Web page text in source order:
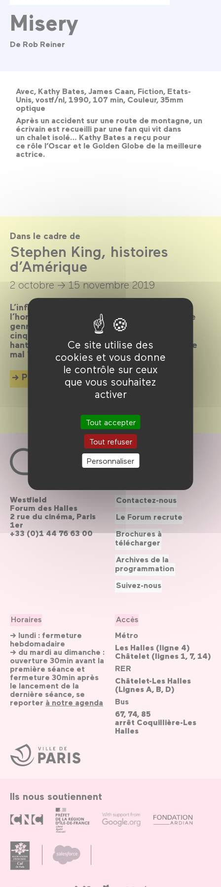
Ce site utilise des
cookies et vous donne
le contrôle sur ceux
que vous souhaitez
activer
Tout accepter
Tout refuser
Personnaliser
Misery
De Rob Reiner
Avec, Kathy Bates, James Caan, Fiction, Etats-
Unis, vostf/nl, 1990, 107 min, Couleur, 35mm
optique
Après un accident sur une route de montagne, un
écrivain est recueilli par une fan qui vit dans
un chalet isolé… Kathy Bates a reçu pour
ce rôle l’Oscar et le Golden Globe de la meilleure
actrice.
Dans le cadre de
Stephen King, histoires
d’Amérique
2 octobre → 15 novembre 2019
L’influence de Stephen King, maître de
l’horreur et de l’épouvante, sur le cinéma de
genre, est immense. Démonstration en une
cinquantaine de films autour d’une œuvre
hantée par une seule question : d’où vient le
mal ?
Plus d'info
Ville
de
Paris
Westfield
Forum des Halles
2 rue du cinéma, Paris
1er
+33 (0)1 44 76 63 00
Horaires
→ lundi : fermeture
hebdomadaire
→ du mardi au dimanche :
ouverture 30min avant la
première séance et
fermeture 30min après
le lancement de la
dernière séance, se
reporter à notre agenda
Accès
Métro
Les Halles (ligne 4)
Châtelet (lignes 1, 7, 14)
RER
Châtelet-Les Halles
(Lignes A, B, D)
Bus
67, 74, 85
arrêt Coquillière-Les
Halles
Contactez-nous
Le Forum recrute
Brochures à
télécharger
Archives de la
programmation
Suivez-nous
Ils nous soutiennent